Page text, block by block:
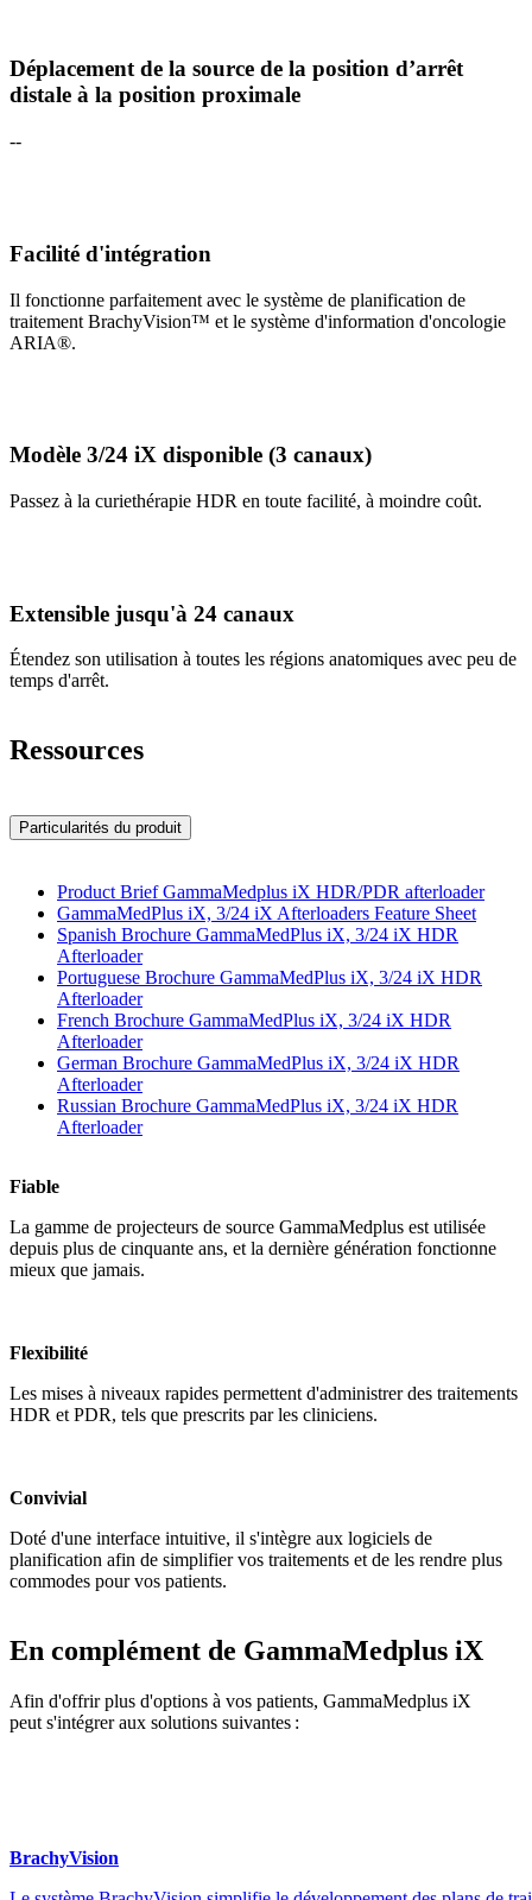
Déplacement de la source de la position d’arrêt
distale à la position proximale
--
Facilité d'intégration
Il fonctionne parfaitement avec le système de planification de
traitement BrachyVision™ et le système d'information d'oncologie
ARIA®.
Modèle 3/24 iX disponible (3 canaux)
Passez à la curiethérapie HDR en toute facilité, à moindre coût.
Extensible jusqu'à 24 canaux
Étendez son utilisation à toutes les régions anatomiques avec peu de
temps d'arrêt.
Ressources
Particularités du produit
Product Brief GammaMedplus iX HDR/PDR afterloader
GammaMedPlus iX, 3/24 iX Afterloaders Feature Sheet
Spanish Brochure GammaMedPlus iX, 3/24 iX HDR
Afterloader
Portuguese Brochure GammaMedPlus iX, 3/24 iX HDR
Afterloader
French Brochure GammaMedPlus iX, 3/24 iX HDR
Afterloader
German Brochure GammaMedPlus iX, 3/24 iX HDR
Afterloader
Russian Brochure GammaMedPlus iX, 3/24 iX HDR
Afterloader
Fiable
La gamme de projecteurs de source GammaMedplus est utilisée
depuis plus de cinquante ans, et la dernière génération fonctionne
mieux que jamais.
Flexibilité
Les mises à niveaux rapides permettent d'administrer des traitements
HDR et PDR, tels que prescrits par les cliniciens.
Convivial
Doté d'une interface intuitive, il s'intègre aux logiciels de
planification afin de simplifier vos traitements et de les rendre plus
commodes pour vos patients.
En complément de GammaMedplus iX
Afin d'offrir plus d'options à vos patients, GammaMedplus iX
peut s'intégrer aux solutions suivantes :
BrachyVision